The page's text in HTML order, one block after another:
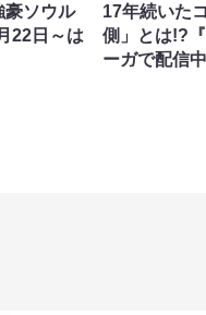
豪ソウル
22日～は
17年続いた
側」とは!?
ーガで配信